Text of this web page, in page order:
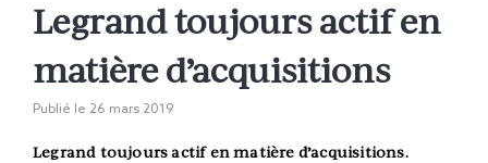
Legrand toujours actif en
matière d’acquisitions
Publié le 26 mars 2019
Legrand toujours actif en matière d’acquisitions.